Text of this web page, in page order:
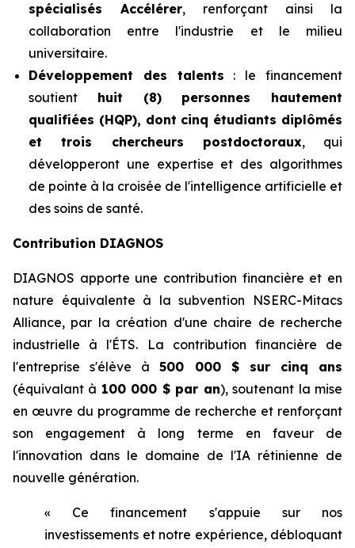
spécialisés Accélérer, renforçant ainsi la
collaboration entre l'industrie et le milieu
universitaire.
Développement des talents : le financement
soutient huit (8) personnes hautement
qualifiées (HQP), dont cinq étudiants diplômés
et trois chercheurs postdoctoraux, qui
développeront une expertise et des algorithmes
de pointe à la croisée de l'intelligence artificielle et
des soins de santé.
Contribution DIAGNOS
DIAGNOS apporte une contribution financière et en
nature équivalente à la subvention NSERC-Mitacs
Alliance, par la création d'une chaire de recherche
industrielle à l'ÉTS. La contribution financière de
l'entreprise s'élève à500 000 $ sur cinq ans
(équivalant à 100 000 $ par an), soutenant la mise
en œuvre du programme de recherche et renforçant
son engagement à long terme en faveur de
l'innovation dans le domaine de l'IA rétinienne de
nouvelle génération.
« Ce financement s'appuie sur nos
investissements et notre expérience, débloquant